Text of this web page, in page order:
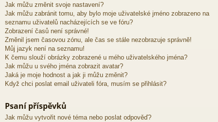
Jak můžu změnit svoje nastavení?
Jak můžu zabránit tomu, aby bylo moje uživatelské jméno zobrazeno na
seznamu uživatelů nacházejících se ve fóru?
Zobrazení časů není správné!
Změnil jsem časovou zónu, ale čas se stále nezobrazuje správně!
Můj jazyk není na seznamu!
K čemu slouží obrázky zobrazené u mého uživatelského jména?
Jak můžu u svého jména zobrazit avatar?
Jaká je moje hodnost a jak ji můžu změnit?
Když chci poslat email uživateli fóra, musím se přihlásit?
Psaní příspěvků
Jak můžu vytvořit nové téma nebo poslat odpověď?